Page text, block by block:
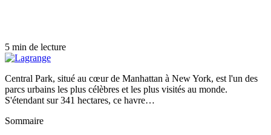
5 min de lecture
Central Park, situé au cœur de Manhattan à New York, est l'un des
parcs urbains les plus célèbres et les plus visités au monde.
S'étendant sur 341 hectares, ce havre…
Sommaire